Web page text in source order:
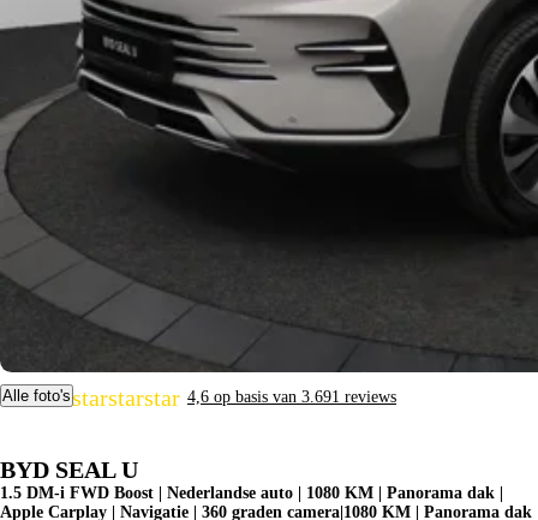
Alle foto's
starstarstarstarstar 4,6 op basis van 3.691 reviews
BYD SEAL U
1.5 DM-i FWD Boost | Nederlandse auto | 1080 KM | Panorama dak |
Apple Carplay | Navigatie | 360 graden camera|1080 KM | Panorama dak